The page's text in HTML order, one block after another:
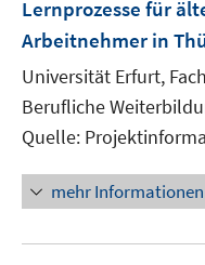
Lernprozesse für
Arbeitnehmer in
Universität Erfurt,
Berufliche
Quelle:
mehr Informationen